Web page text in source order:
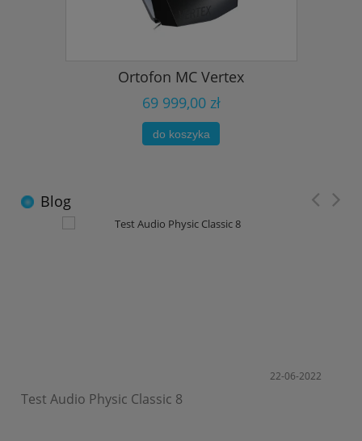
Ortofon MC Vertex
69 999,00 zł
do koszyka
Blog
22-06-2022
Test Audio Physic Classic 8